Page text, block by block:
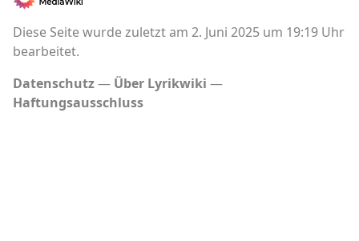
Diese Seite wurde zuletzt am 2. Juni 2025 um 19:19 Uhr
bearbeitet.
Datenschutz
Über Lyrikwiki
Haftungsausschluss